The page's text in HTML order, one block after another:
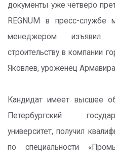
документы уже четверо
REGNUM в пресс-службе
менеджером изъявил
строительству в компании
Яковлев, уроженец
Кандидат имеет высшее
Петербургский
университет, получил
по специальности